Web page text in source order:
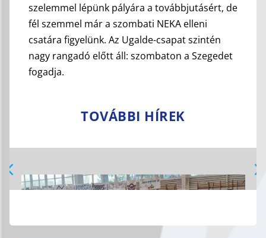
szelemmel lépünk pályára a továbbjutásért, de
fél szemmel már a szombati NEKA elleni
csatára figyelünk. Az Ugalde-csapat szintén
nagy rangadó előtt áll: szombaton a Szegedet
fogadja.
TOVÁBBI HÍREK